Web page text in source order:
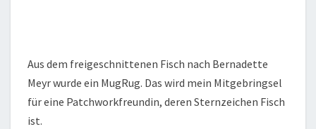
Aus dem freigeschnittenen Fisch nach Bernadette
Meyr wurde ein MugRug. Das wird mein Mitgebringsel
für eine Patchworkfreundin, deren Sternzeichen Fisch
ist.